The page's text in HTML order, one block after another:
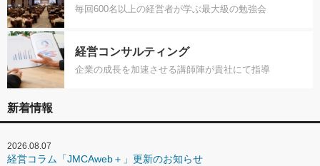
毎回600名以上の経営者が学ぶ最大級の勉強会
経営コンサルティング
企業の成長を加速させる講師陣が貴社にて指導
新着情報
2026.08.07
経営コラム「JMCAweb＋」更新のお知らせ